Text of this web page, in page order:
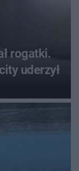
rogatki.
uderzył